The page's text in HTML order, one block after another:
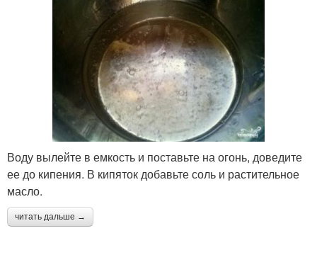
Воду вылейте в емкость и поставьте на огонь, доведите
ее до кипения. В кипяток добавьте соль и растительное
масло.
читать дальше →